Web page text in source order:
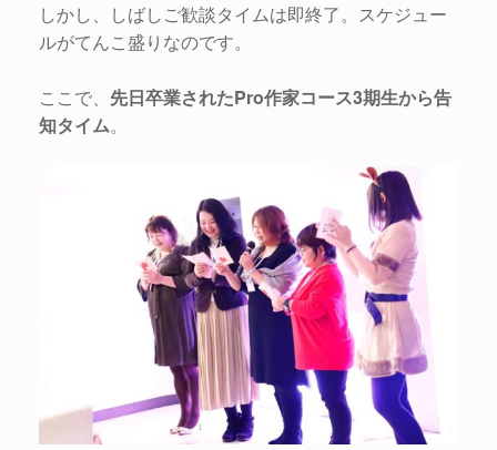
しかし、しばしご歓談タイムは即終了。スケジュー
ルがてんこ盛りなのです。
ここで、 先日卒業されたPro作家コース3期生から告
知タイム。